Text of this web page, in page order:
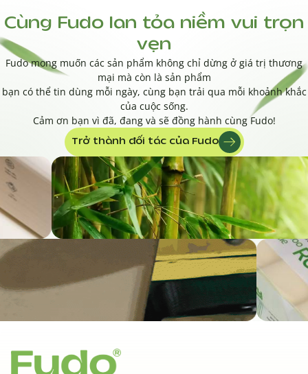
Cùng Fudo lan tỏa niềm vui trọn
vẹn
Fudo mong muốn các sản phẩm không chỉ dừng ở giá trị thương
mại mà còn là sản phẩm
bạn có thể tin dùng mỗi ngày, cùng bạn trải qua mỗi khoảnh khắc
của cuộc sống.
Cảm ơn bạn vì đã, đang và sẽ đồng hành cùng Fudo!
Trở thành đối tác của Fudo